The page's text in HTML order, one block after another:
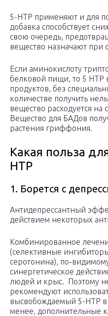
5-HTP применяют и для
добавка способствует
свою очередь,
вещество назначают при
Если аминокислоту
белковой пищи, то 5 HTP
продуктов, без
количестве получить
вещество расходуется на
Вещество для БАДов
растения гриффония.
Какая польза
HTP
1. Борется с
Антидепрессантный
действием некоторых
Комбинированное
(селективные
серотонина), по-
синергетическое
людей и крыс. Поэтому
рекомендуют
высвобождаемый 5-HTP
менее, дополнительные